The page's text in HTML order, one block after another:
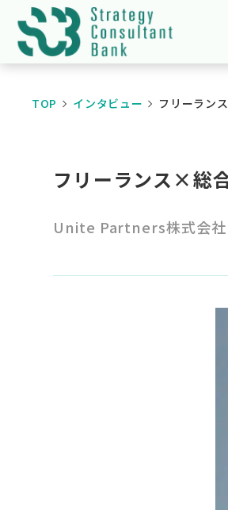
TOP インタビュー フリーラン
フリーランス×総
Unite Partners株式会